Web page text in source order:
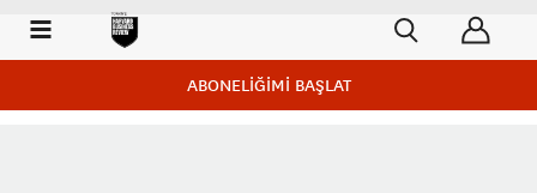
ABONELİĞİMİ BAŞLAT